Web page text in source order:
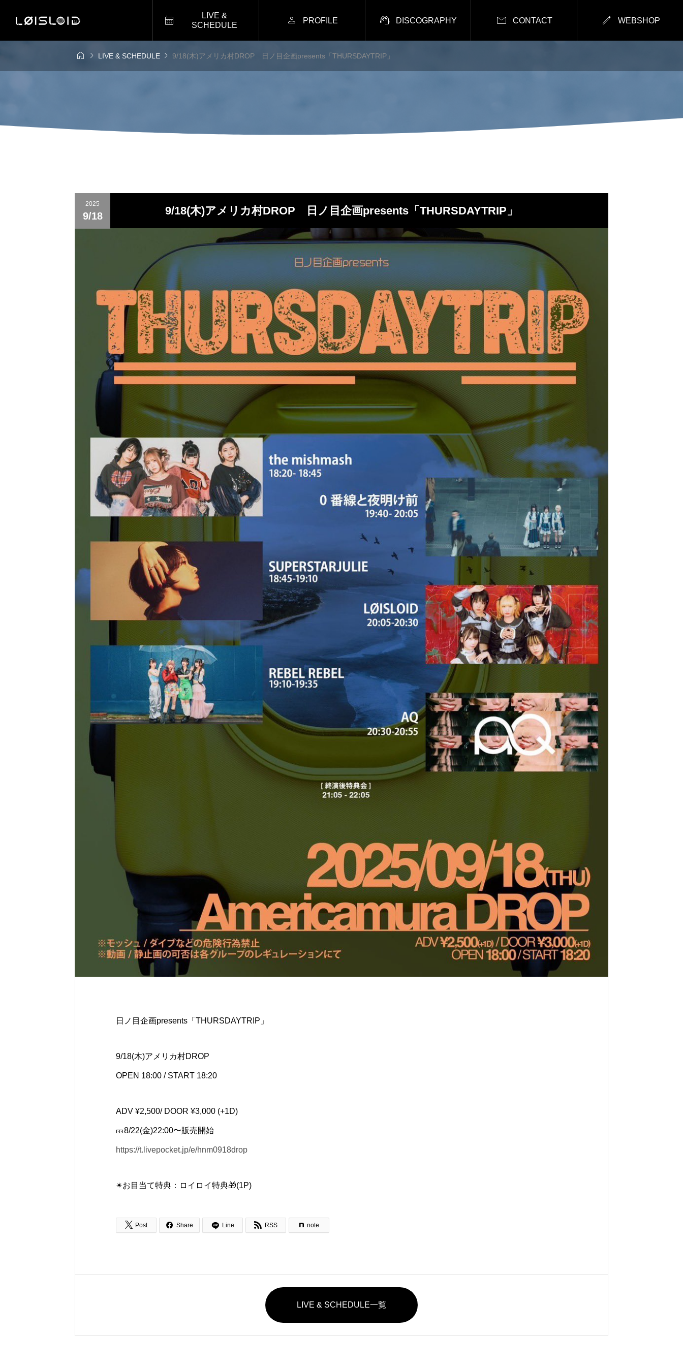

LIVE &
SCHEDULE
 PROFILE  DISCOGRAPHY  CONTACT  WEBSHOP
  LIVE & SCHEDULE  9/18(木)アメリカ村DROP 日ノ目企画presents「THURSDAYTRIP」
2025
9/18 9/18(木)アメリカ村DROP 日ノ目企画presents「THURSDAYTRIP」
日ノ目企画presents「THURSDAYTRIP」
9/18(木)アメリカ村DROP
OPEN 18:00 / START 18:20
ADV ¥2,500/ DOOR ¥3,000 (+1D)
🎫8/22(金)22:00〜販売開始
https://t.livepocket.jp/e/hnm0918drop
✴︎お目当て特典：ロイロイ特典🎁(1P)
 Post  Share Line  RSS note
LIVE & SCHEDULE一覧